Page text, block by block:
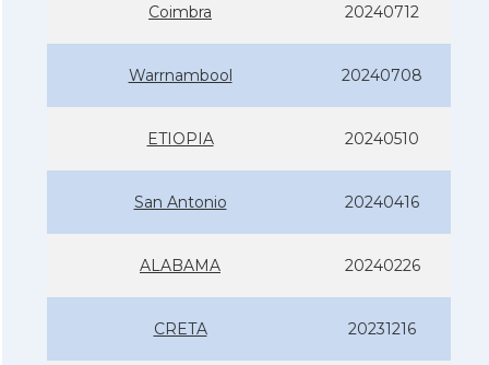
Coimbra 20240712
Warrnambool 20240708
ETIOPIA 20240510
San Antonio 20240416
ALABAMA 20240226
CRETA 20231216